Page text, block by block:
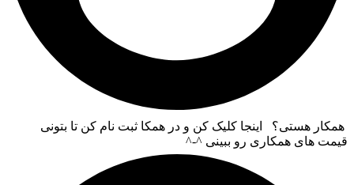
همکار هستی؟ اینجا کلیک کن و در همکا ثبت نام کن تا بتونی
قیمت های همکاری رو ببینی ^-^